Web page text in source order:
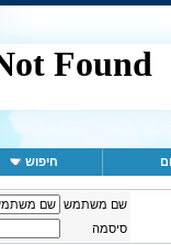
חיפוש
שם משתמש
סיסמה